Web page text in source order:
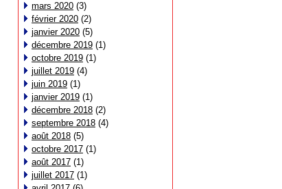
mars 2020 (3)
février 2020 (2)
janvier 2020 (5)
décembre 2019 (1)
octobre 2019 (1)
juillet 2019 (4)
juin 2019 (1)
janvier 2019 (1)
décembre 2018 (2)
septembre 2018 (4)
août 2018 (5)
octobre 2017 (1)
août 2017 (1)
juillet 2017 (1)